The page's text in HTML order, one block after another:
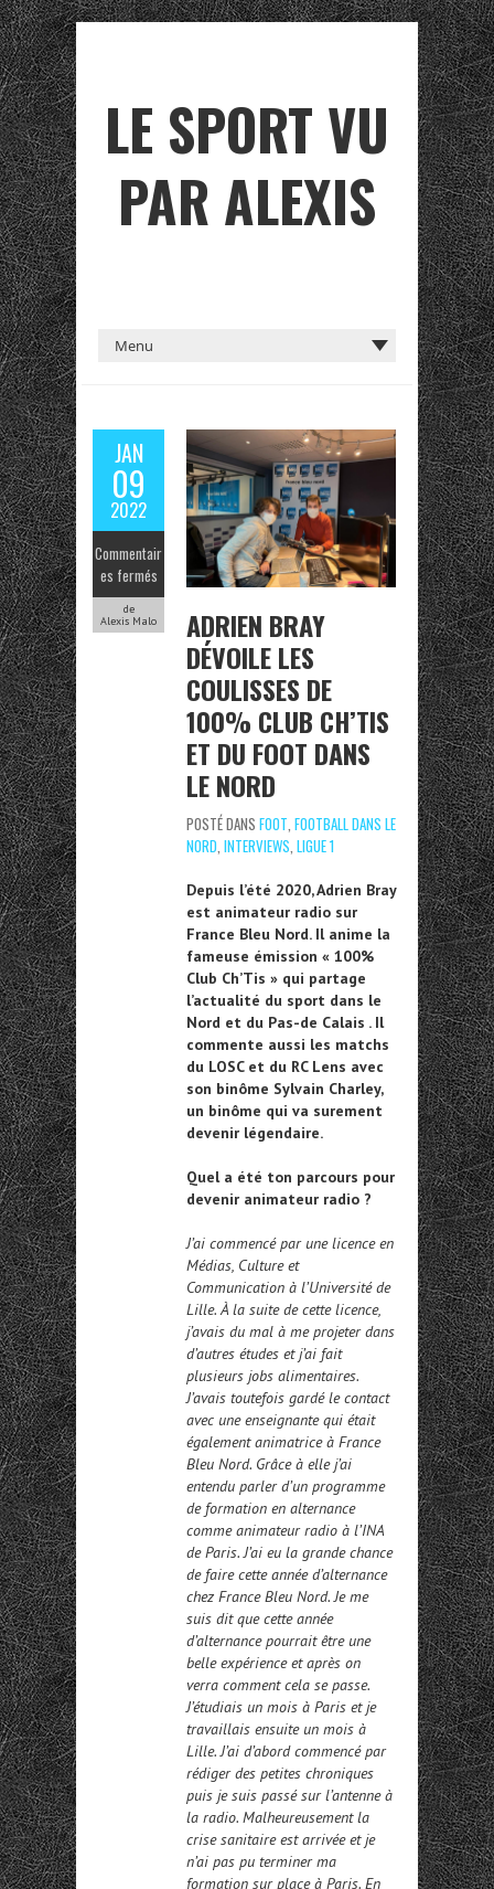
LE SPORT VU
PAR ALEXIS
JAN
09
2022
Commentair
es fermés
de
Alexis Malo
ADRIEN BRAY
DÉVOILE LES
COULISSES DE
100% CLUB CH’TIS
ET DU FOOT DANS
LE NORD
POSTÉ DANS FOOT FOOTBALL DANS LE
NORD INTERVIEWS LIGUE 1
Depuis l’été 2020, Adrien Bray
est animateur radio sur
France Bleu Nord. Il anime la
fameuse émission « 100%
Club Ch’Tis » qui partage
l’actualité du sport dans le
Nord et du Pas-de Calais . Il
commente aussi les matchs
du LOSC et du RC Lens avec
son binôme Sylvain Charley,
un binôme qui va surement
devenir légendaire.
Quel a été ton parcours pour
devenir animateur radio ?
J’ai commencé par une licence en
Médias, Culture et
Communication à l’Université de
Lille. À la suite de cette licence,
j’avais du mal à me projeter dans
d’autres études et j’ai fait
plusieurs jobs alimentaires.
J’avais toutefois gardé le contact
avec une enseignante qui était
également animatrice à France
Bleu Nord. Grâce à elle j’ai
entendu parler d’un programme
de formation en alternance
comme animateur radio à l’INA
de Paris. J’ai eu la grande chance
de faire cette année d’alternance
chez France Bleu Nord. Je me
suis dit que cette année
d’alternance pourrait être une
belle expérience et après on
verra comment cela se passe.
J’étudiais un mois à Paris et je
travaillais ensuite un mois à
Lille. J’ai d’abord commencé par
rédiger des petites chroniques
puis je suis passé sur l’antenne à
la radio. Malheureusement la
crise sanitaire est arrivée et je
n’ai pas pu terminer ma
formation sur place à Paris. En